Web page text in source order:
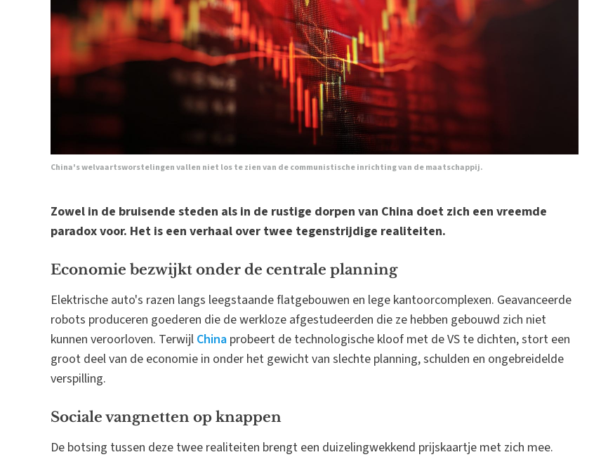
China's welvaartsworstelingen vallen niet los te zien van de communistische inrichting van de maatschappij.
Zowel in de bruisende steden als in de rustige dorpen van China doet zich een vreemde
paradox voor. Het is een verhaal over twee tegenstrijdige realiteiten.
Economie bezwijkt onder de centrale planning
Elektrische auto's razen langs leegstaande flatgebouwen en lege kantoorcomplexen. Geavanceerde
robots produceren goederen die de werkloze afgestudeerden die ze hebben gebouwd zich niet
kunnen veroorloven. Terwijl China probeert de technologische kloof met de VS te dichten, stort een
groot deel van de economie in onder het gewicht van slechte planning, schulden en ongebreidelde
verspilling.
Sociale vangnetten op knappen
De botsing tussen deze twee realiteiten brengt een duizelingwekkend prijskaartje met zich mee.